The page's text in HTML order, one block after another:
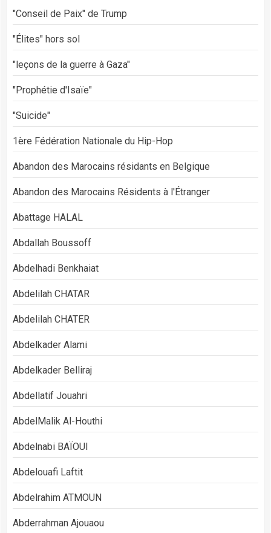
"Conseil de Paix" de Trump
"Élites" hors sol
"leçons de la guerre à Gaza"
"Prophétie d'Isaïe"
"Suicide"
1ère Fédération Nationale du Hip-Hop
Abandon des Marocains résidants en Belgique
Abandon des Marocains Résidents à l'Étranger
Abattage HALAL
Abdallah Boussoff
Abdelhadi Benkhaiat
Abdelilah CHATAR
Abdelilah CHATER
Abdelkader Alami
Abdelkader Belliraj
Abdellatif Jouahri
AbdelMalik Al-Houthi
Abdelnabi BAÏOUI
Abdelouafi Laftit
Abdelrahim ATMOUN
Abderrahman Ajouaou